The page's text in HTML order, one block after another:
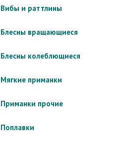
Вибы и раттлины
Блесны вращающиеся
Блесны колеблющиеся
Мягкие приманки
Приманки прочие
Поплавки